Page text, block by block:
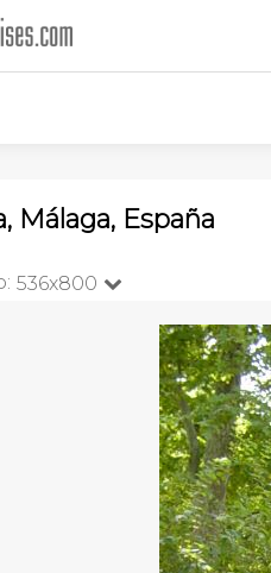
Málaga, España
536x800 